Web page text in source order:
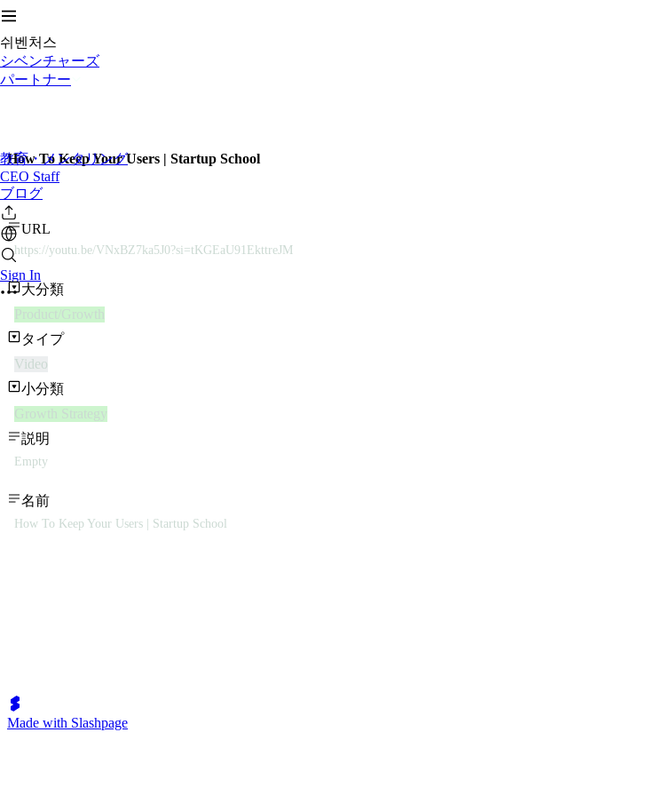
쉬벤처스
シベンチャーズ
パートナー
教育・メンタリング
CEO Staff
ブログ
Sign In
How To Keep Your Users | Startup School
URL
https://youtu.be/VNxBZ7ka5J0?si=tKGEaU91EkttreJM
大分類
Product/Growth
タイプ
Video
小分類
Growth Strategy
説明
Empty
名前
How To Keep Your Users | Startup School
Made with Slashpage